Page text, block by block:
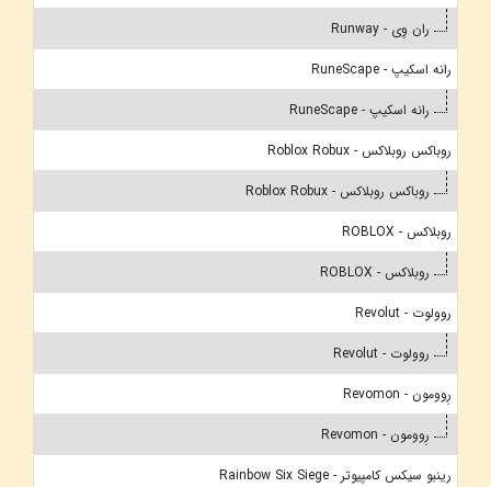
ران وِی - Runway
رانه اسکیپ - RuneScape
رانه اسکیپ - RuneScape
روباکس روبلاکس - Roblox Robux
روباکس روبلاکس - Roblox Robux
روبلاکس - ROBLOX
روبلاکس - ROBLOX
روولوت - Revolut
روولوت - Revolut
رِوومون - Revomon
رِوومون - Revomon
رینبو سیکس کامپیوتر - Rainbow Six Siege